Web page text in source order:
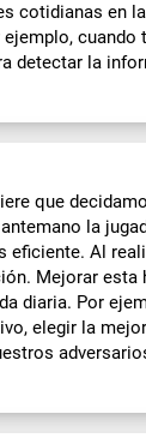
cotidianas en
detectar la
que
la
eficiente. Al
Mejorar
diaria. Por
elegir la